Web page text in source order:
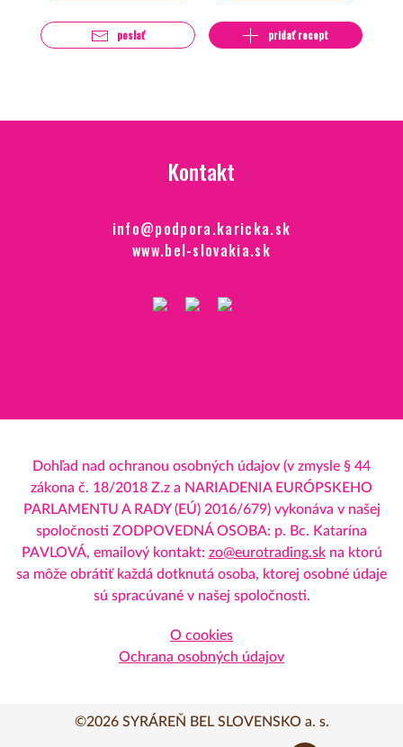
poslať pridať recept
Kontakt
info@podpora.karicka.sk
www.bel-slovakia.sk
Dohľad nad ochranou osobných údajov (v zmysle § 44
zákona č. 18/2018 Z.z a NARIADENIA EURÓPSKEHO
PARLAMENTU A RADY (EÚ) 2016/679) vykonáva v našej
spoločnosti ZODPOVEDNÁ OSOBA: p. Bc. Katarína
PAVLOVÁ, emailový kontakt: zo@eurotrading.skna ktorú
sa môže obrátiť každá dotknutá osoba, ktorej osobné údaje
sú spracúvané v našej spoločnosti.
O cookies
Ochrana osobných údajov
©2026 SYRÁREŇ BEL SLOVENSKO a. s.